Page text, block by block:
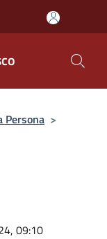
Persona >
09:10